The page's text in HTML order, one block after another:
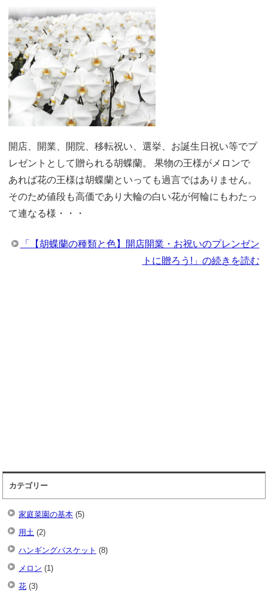
開店、開業、開院、移転祝い、選挙、お誕生日祝い等でプ
レゼントとして贈られる胡蝶蘭。 果物の王様がメロンで
あれば花の王様は胡蝶蘭といっても過言ではありません。
そのため値段も高価であり大輪の白い花が何輪にもわたっ
て連なる様・・・
「【胡蝶蘭の種類と色】開店開業・お祝いのプレンゼン
トに贈ろう!」の続きを読む
カテゴリー
家庭菜園の基本 (5)
用土 (2)
ハンギングバスケット (8)
メロン (1)
花 (3)